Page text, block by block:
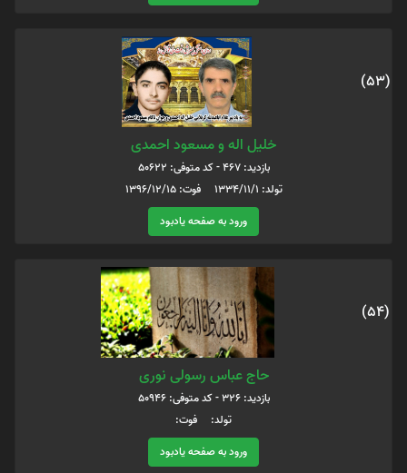
(53)
خلیل اله و مسعود احمدی
بازدید: 467 - کد متوفی: 50622
تولد: 1334/11/1 فوت: 1396/12/15
ورود به صفحه یادبود
(54)
حاج عباس رسولی نوری
بازدید: 326 - کد متوفی: 50946
تولد: فوت:
ورود به صفحه یادبود